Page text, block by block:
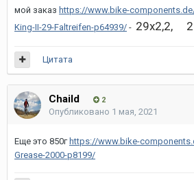
мой заказ https://www.bike-
King-II-29-Faltreifen-p64939/ - 29x2,2, 2
Цитата
Chaild 2
Опубликовано 1 мая, 2021
Еще это 850г https://www.bike-
Grease-2000-p8199/